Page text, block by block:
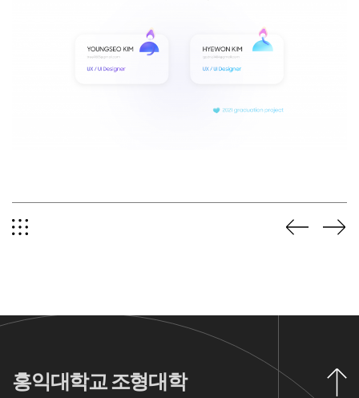
홍익대학교 조형대학